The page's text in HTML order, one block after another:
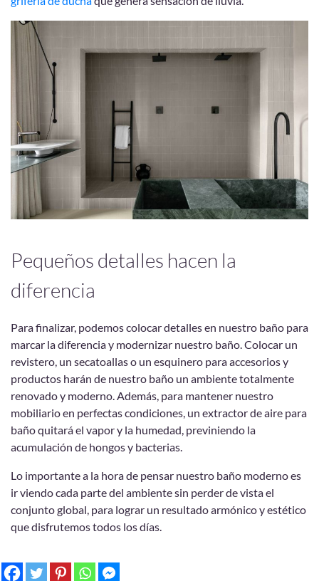
Pequeños detalles hacen la
diferencia
Para finalizar, podemos colocar detalles en nuestro baño para
marcar la diferencia y modernizar nuestro baño. Colocar un
revistero, un secatoallas o un esquinero para accesorios y
productos harán de nuestro baño un ambiente totalmente
renovado y moderno. Además, para mantener nuestro
mobiliario en perfectas condiciones, un extractor de aire para
baño quitará el vapor y la humedad, previniendo la
acumulación de hongos y bacterias.
Lo importante a la hora de pensar nuestro baño moderno es
ir viendo cada parte del ambiente sin perder de vista el
conjunto global, para lograr un resultado armónico y estético
que disfrutemos todos los días.